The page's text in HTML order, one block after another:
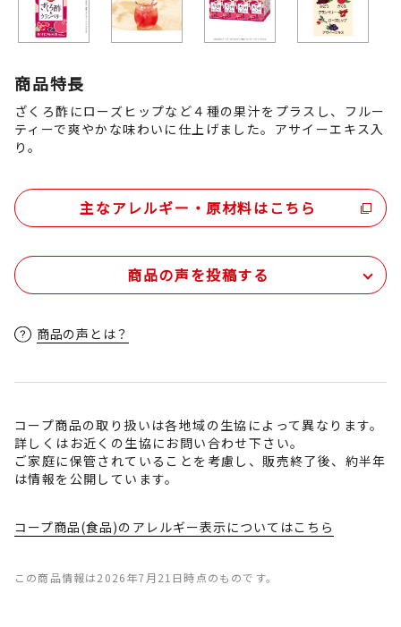
商品特長
ざくろ酢にローズヒップなど４種の果汁をプラスし、フルー
ティーで爽やかな味わいに仕上げました。アサイーエキス入
り。
主なアレルギー・原材料はこちら
商品の声を投稿する
商品の声とは？
コープ商品の取り扱いは各地域の生協によって異なります。
詳しくはお近くの生協にお問い合わせ下さい。
ご家庭に保管されていることを考慮し、販売終了後、約半年
は情報を公開しています。
コープ商品(食品)のアレルギー表示についてはこちら
この商品情報は2026年7月21日時点のものです。